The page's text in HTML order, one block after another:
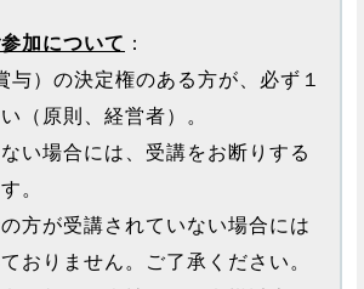
加について ：
）の決定権のある方が、必ず１
（原則、経営者）。
い場合には、受講をお断りする
。
方が受講されていない場合には
おりません。ご了承ください。